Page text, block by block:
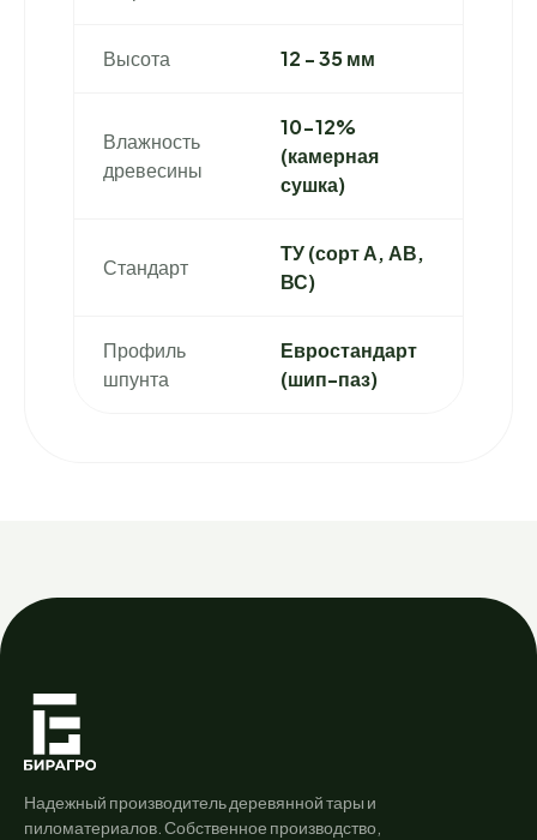
Высота 12 - 35 мм
Влажность
древесины
10-12%
(камерная
сушка)
Стандарт
ТУ (сорт А, АВ,
ВС)
Профиль
шпунта
Евростандарт
(шип-паз)
Надежный производитель деревянной тары и
пиломатериалов. Собственное производство,